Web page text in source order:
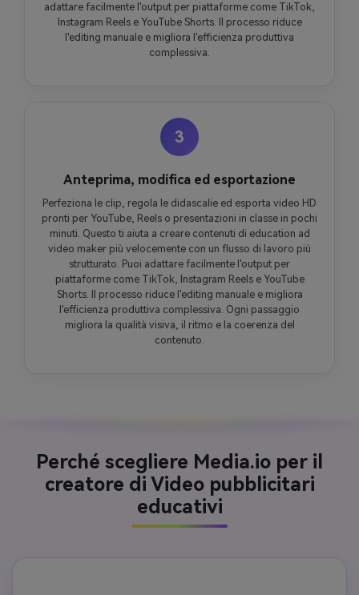
adattare facilmente l'output per piattaforme come TikTok,
Instagram Reels e YouTube Shorts. Il processo riduce
l'editing manuale e migliora l'efficienza produttiva
complessiva.
3
Anteprima, modifica ed esportazione
Perfeziona le clip, regola le didascalie ed esporta video HD
pronti per YouTube, Reels o presentazioni in classe in pochi
minuti. Questo ti aiuta a creare contenuti di education ad
video maker più velocemente con un flusso di lavoro più
strutturato. Puoi adattare facilmente l'output per
piattaforme come TikTok, Instagram Reels e YouTube
Shorts. Il processo riduce l'editing manuale e migliora
l'efficienza produttiva complessiva. Ogni passaggio
migliora la qualità visiva, il ritmo e la coerenza del
contenuto.
Perché scegliere Media.io per il
creatore di Video pubblicitari
educativi